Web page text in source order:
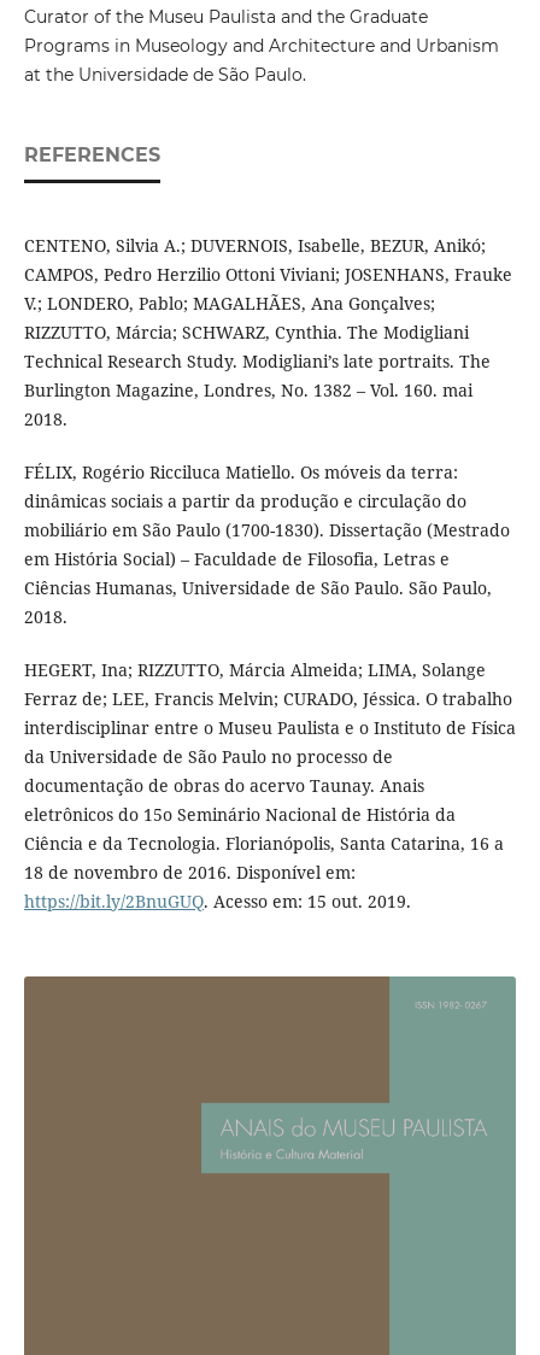
Curator of the Museu Paulista and the Graduate
Programs in Museology and Architecture and Urbanism
at the Universidade de São Paulo.
REFERENCES
CENTENO, Silvia A.; DUVERNOIS, Isabelle, BEZUR, Anikó;
CAMPOS, Pedro Herzilio Ottoni Viviani; JOSENHANS, Frauke
V.; LONDERO, Pablo; MAGALHÃES, Ana Gonçalves;
RIZZUTTO, Márcia; SCHWARZ, Cynthia. The Modigliani
Technical Research Study. Modigliani’s late portraits. The
Burlington Magazine, Londres, No. 1382 – Vol. 160. mai
2018.
FÉLIX, Rogério Ricciluca Matiello. Os móveis da terra:
dinâmicas sociais a partir da produção e circulação do
mobiliário em São Paulo (1700-1830). Dissertação (Mestrado
em História Social) – Faculdade de Filosofia, Letras e
Ciências Humanas, Universidade de São Paulo. São Paulo,
2018.
HEGERT, Ina; RIZZUTTO, Márcia Almeida; LIMA, Solange
Ferraz de; LEE, Francis Melvin; CURADO, Jéssica. O trabalho
interdisciplinar entre o Museu Paulista e o Instituto de Física
da Universidade de São Paulo no processo de
documentação de obras do acervo Taunay. Anais
eletrônicos do 15o Seminário Nacional de História da
Ciência e da Tecnologia. Florianópolis, Santa Catarina, 16 a
18 de novembro de 2016. Disponível em:
https://bit.ly/2BnuGUQ. Acesso em: 15 out. 2019.